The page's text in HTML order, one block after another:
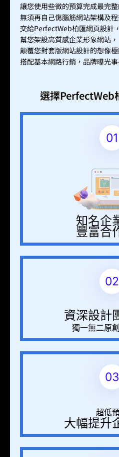
讓您使用些微的預算完成最完整
無須再自己傷腦筋網站架構及程
交給PerfectWeb柏匯網頁設計，
幫您架設高質感企業形象網站，
顛覆您對套版網站設計的想像極
搭配基本網路行銷，品牌曝光事
選擇PerfectWeb
01
知名企
豐富合
02
資深設計
獨一無二原
03
超低
大幅提升